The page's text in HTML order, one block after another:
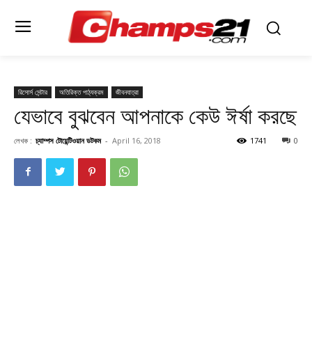
রিসোর্স সেন্টার অতিরিক্ত পাঠ্যক্রম জীবনযাত্রা
যেভাবে বুঝবেন আপনাকে কেউ ঈর্ষা করছে
লেখক : চ্যাম্পস টোয়েন্টিওয়ান ডটকম - April 16, 2018 0
1741